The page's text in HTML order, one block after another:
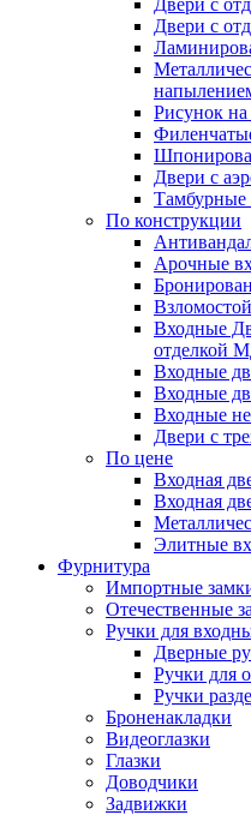
Двери с
Двери с
Рисунок на
Двери с
Тамбурные
По конструкции
Арочные
Входные
отделкой
Входные
Входные
Входные
Двери с
По цене
Входная
Входная
Элитные
Фурнитура
Импортные
Отечественные
Ручки для
Дверные
Ручки для
Ручки
Броненакладки
Видеоглазки
Глазки
Доводчики
Задвижки